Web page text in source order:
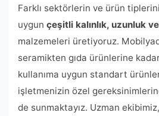
Farklı sektörlerin ve ürün
uygun çeşitli kalınlık, uzunluk
malzemeleri üretiyoruz.
seramikten gıda ürünlerine
kullanıma uygun standart
işletmenizin özel
de sunmaktayız. Uzman